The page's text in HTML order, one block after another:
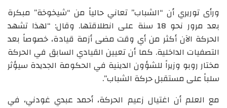
ورأى توريري أن “الشباب” تعاني حالياً من “شيخوخة” مبكرة
بعد مرور نحو 18 سنة على انطلاقتها. وقال: “لهذا تشهد
الحركة الآن أكثر من أي وقت مضى أزمة قيادة، خصوصاً بعد
التصفيات الداخلية. كما أن تعيين القيادي السابق في الحركة
مختار روبو وزيراً للشؤون الدينية في الحكومة الجديدة سيؤثر
سلباً على مستقبل حركة الشباب”.
مع العلم أن اغتيال زعيم الحركة، أحمد عبدي غودني، في